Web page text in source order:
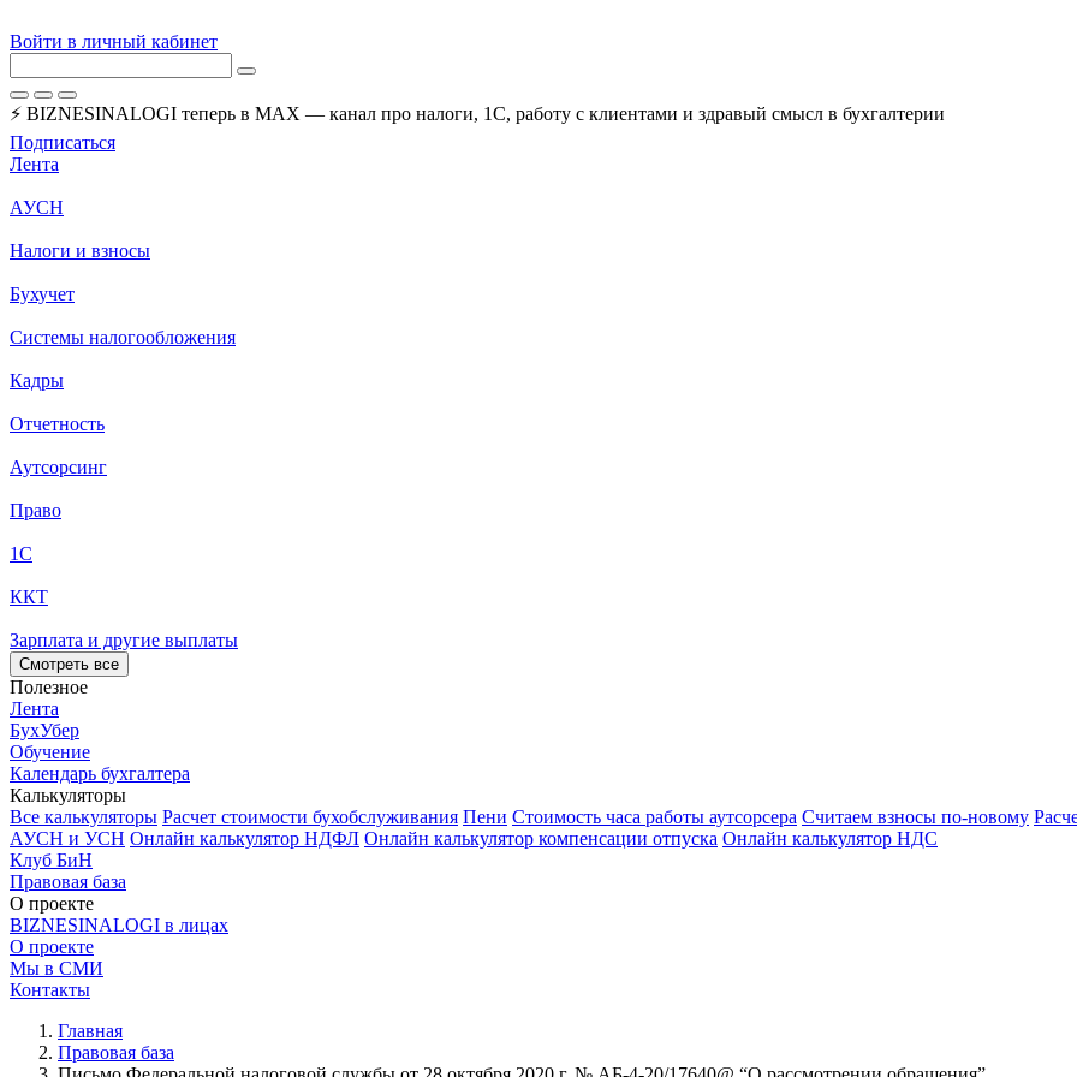
Войти в личный кабинет
⚡ BIZNESINALOGI теперь в MAX — канал про налоги, 1С, работу с клиентами и здравый смысл в бухгалтерии
Подписаться
Лента
АУСН
Налоги и взносы
Бухучет
Системы налогообложения
Кадры
Отчетность
Аутсорсинг
Право
1С
ККТ
Зарплата и другие выплаты
Смотреть все
Полезное
Лента
БухУбер
Обучение
Календарь бухгалтера
Калькуляторы
Все калькуляторы Расчет стоимости бухобслуживания Пени Стоимость часа работы аутсорсера Считаем взносы по-новому
АУСН и УСН Онлайн калькулятор НДФЛ Онлайн калькулятор компенсации отпуска Онлайн калькулятор НДС
Клуб БиН
Правовая база
О проекте
BIZNESINALOGI в лицах
О проекте
Мы в СМИ
Контакты
Главная
Правовая база